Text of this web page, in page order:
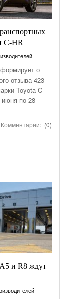
C-HR
о
отзыва 423
Toyota C-
июня по 28
Комментарии: (0)
и R8 ждут